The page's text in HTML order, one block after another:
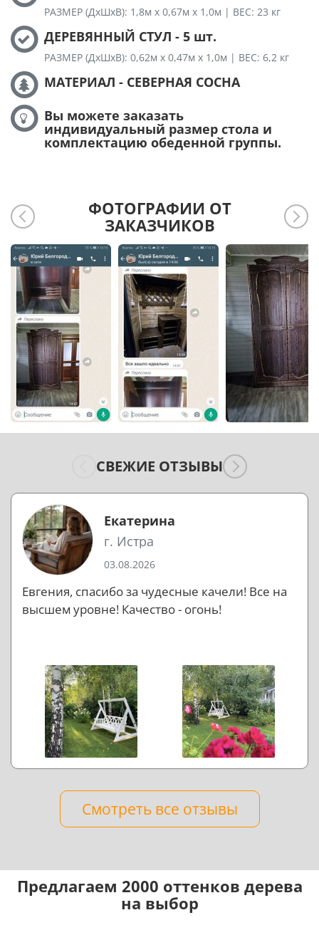
РАЗМЕР (ДхШхВ): 1,8м х 0,67м х 1,0м | ВЕС: 23 кг
ДЕРЕВЯННЫЙ СТУЛ - 5 шт.
РАЗМЕР (ДхШхВ): 0,62м х 0,47м х 1,0м | ВЕС: 6,2 кг
МАТЕРИАЛ - СЕВЕРНАЯ СОСНА
Вы можете заказать
индивидуальный размер стола и
комплектацию обеденной группы.
ФОТОГРАФИИ ОТ
ЗАКАЗЧИКОВ
СВЕЖИЕ ОТЗЫВЫ
Екатерина
г. Истра
03.08.2026
Евгения, спасибо за чудесные качели! Все на
высшем уровне! Качество - огонь!
Смотреть все отзывы
Предлагаем 2000 оттенков дерева
на выбор